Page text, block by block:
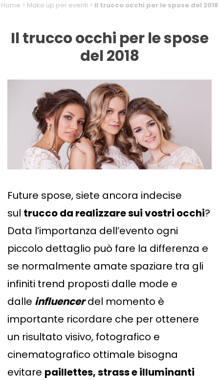
Home > Make up per eventi > Il trucco occhi per le spose del 2018
Il trucco occhi per le spose
del 2018
Future spose, siete ancora indecise
sul trucco da realizzare sui vostri occhi?
Data l’importanza dell’evento ogni
piccolo dettaglio può fare la differenza e
se normalmente amate spaziare tra gli
infiniti trend proposti dalle mode e
dalle influencerdel momento è
importante ricordare che per ottenere
un risultato visivo, fotografico e
cinematografico ottimale bisogna
evitare paillettes, strass e illuminanti